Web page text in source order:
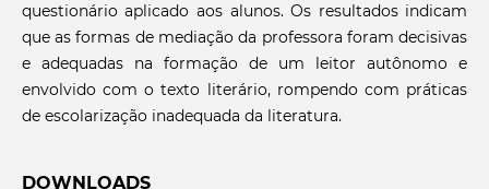
questionário aplicado aos alunos. Os resultados indicam
que as formas de mediação da professora foram decisivas
e adequadas na formação de um leitor autônomo e
envolvido com o texto literário, rompendo com práticas
de escolarização inadequada da literatura.
DOWNLOADS